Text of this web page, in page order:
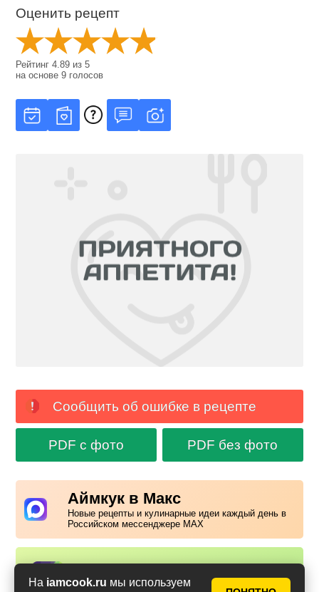
На iamcook.ru мы используем
Оценить рецепт
Рейтинг4.89 из5
на основе9 голосов
Сообщить об ошибке в рецепте
PDF с фото PDF без фото
Аймкук в Макс
Новые рецепты и кулинарные идеи каждый день в
Российском мессенджере MAX